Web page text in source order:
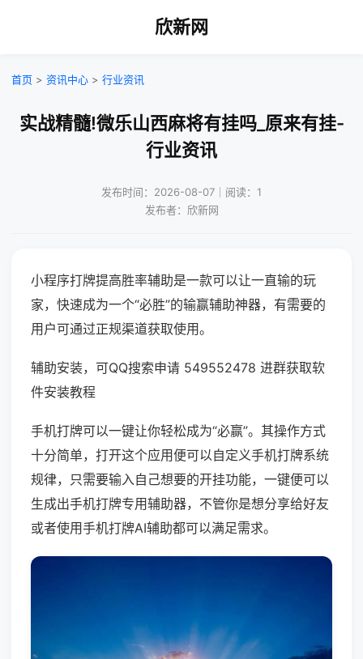
欣新网
首页 > 资讯中心 > 行业资讯
实战精髓!微乐山西麻将有挂吗_原来有挂-
行业资讯
发布时间：2026-08-07｜阅读：1
发布者：欣新网
小程序打牌提高胜率辅助是一款可以让一直输的玩
家，快速成为一个“必胜”的输赢辅助神器，有需要的
用户可通过正规渠道获取使用。
辅助安装，可QQ搜索申请 549552478 进群获取软
件安装教程
手机打牌可以一键让你轻松成为“必赢”。其操作方式
十分简单，打开这个应用便可以自定义手机打牌系统
规律，只需要输入自己想要的开挂功能，一键便可以
生成出手机打牌专用辅助器，不管你是想分享给好友
或者使用手机打牌AI辅助都可以满足需求。